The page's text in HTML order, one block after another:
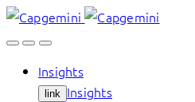
Skip
to
Insights
link Insights